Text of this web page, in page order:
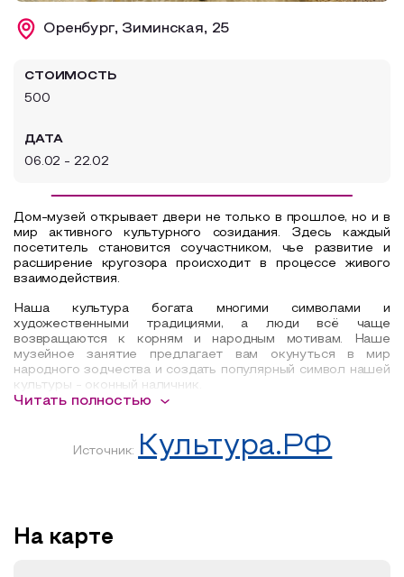
Образовательный туризм
Оренбург, Зиминская, 25
СТОИМОСТЬ
500
ДАТА
06.02 - 22.02
Дом-музей открывает двери не только в прошлое, но и в
мир активного культурного созидания. Здесь каждый
посетитель становится соучастником, чье развитие и
расширение кругозора происходит в процессе живого
взаимодействия.
Наша культура богата многими символами и
художественными традициями, а люди всё чаще
возвращаются к корням и народным мотивам. Наше
музейное занятие предлагает вам окунуться в мир
народного зодчества и создать популярный символ нашей
культуры - оконный наличник.
и сложные многослойные композиции, будь то небольшие
игрушки, украшения или целый декор для интерьера.
застёжку. Вместе с мастером вы сделаете простой, но
эффектный аксессуар с узнаваемой народной эстетикой.
Читать полностью
Источник: Культура.РФ
На карте